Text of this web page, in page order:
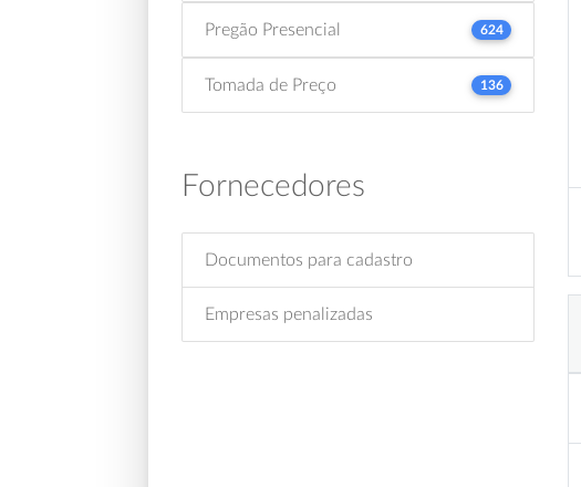
Pregão Presencial 624
Tomada de Preço 136
Fornecedores
Documentos para cadastro
Empresas penalizadas